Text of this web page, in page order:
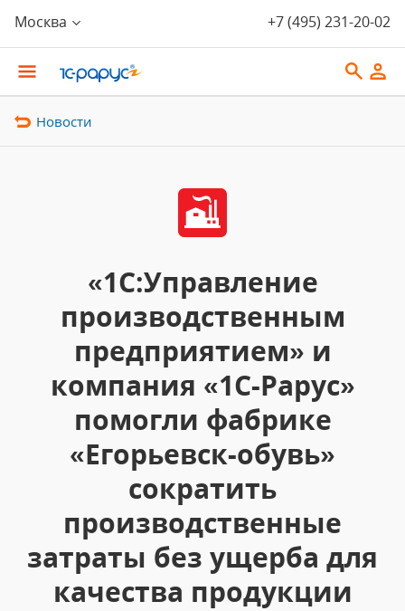
Москва +7 (495) 231-20-02
Новости
«1С:Управление
производственным
предприятием» и
компания «1С-Рарус»
помогли фабрике
«Егорьевск-обувь»
сократить
производственные
затраты без ущерба для
качества продукции